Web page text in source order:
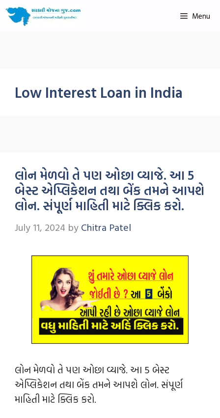
Menu
Low Interest Loan in India
લોન મેળવો તે પણ ઓછા વ્યાજે. આ 5
બેસ્ટ એપ્લિકેશન તથા બેંક તમને આપશે
લોન. સંપૂર્ણ માહિતી માટે ક્લિક કરો.
July 11, 2024 by Chitra Patel
લોન મેળવો તે પણ ઓછા વ્યાજે. આ 5 બેસ્ટ
એપ્લિકેશન તથા બેંક તમને આપશે લોન. સંપૂર્ણ
માહિતી માટે ક્લિક કરો.